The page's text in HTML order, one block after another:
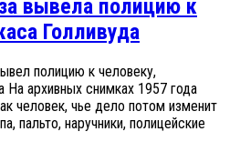
вывела полицию к
Голливуда
полицию к человеку,
архивных снимках 1957 года
человек, чье дело потом изменит
пальто, наручники, полицейские